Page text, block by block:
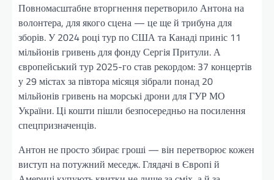
Повномасштабне вторгнення перетворило Антона на
волонтера, для якого сцена — це ще й трибуна для
зборів. У 2024 році тур по США та Канаді приніс 11
мільйонів гривень для фонду Сергія Притули. А
європейський тур 2025-го став рекордом: 37 концертів
у 29 містах за півтора місяця зібрали понад 20
мільйонів гривень на морські дрони для ГУР МО
України. Ці кошти пішли безпосередньо на посилення
спецпризначенців.
Антон не просто збирає гроші — він перетворює кожен
виступ на потужний меседж. Глядачі в Європі й